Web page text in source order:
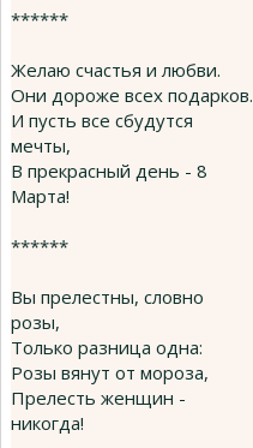
******
Желаю счастья и любви.
Они дороже всех подарков.
И пусть все сбудутся
мечты,
В прекрасный день - 8
Марта!
******
Вы прелестны, словно
розы,
Только разница одна:
Розы вянут от мороза,
Прелесть женщин -
никогда!